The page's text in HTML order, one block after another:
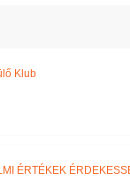
Klub
ÉRTÉKEK